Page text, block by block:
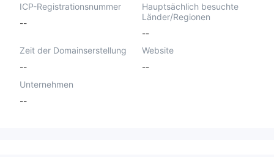
ICP-Registrationsnummer
--
Hauptsächlich besuchte
Länder/Regionen
--
Zeit der Domainserstellung
--
Website
--
Unternehmen
--